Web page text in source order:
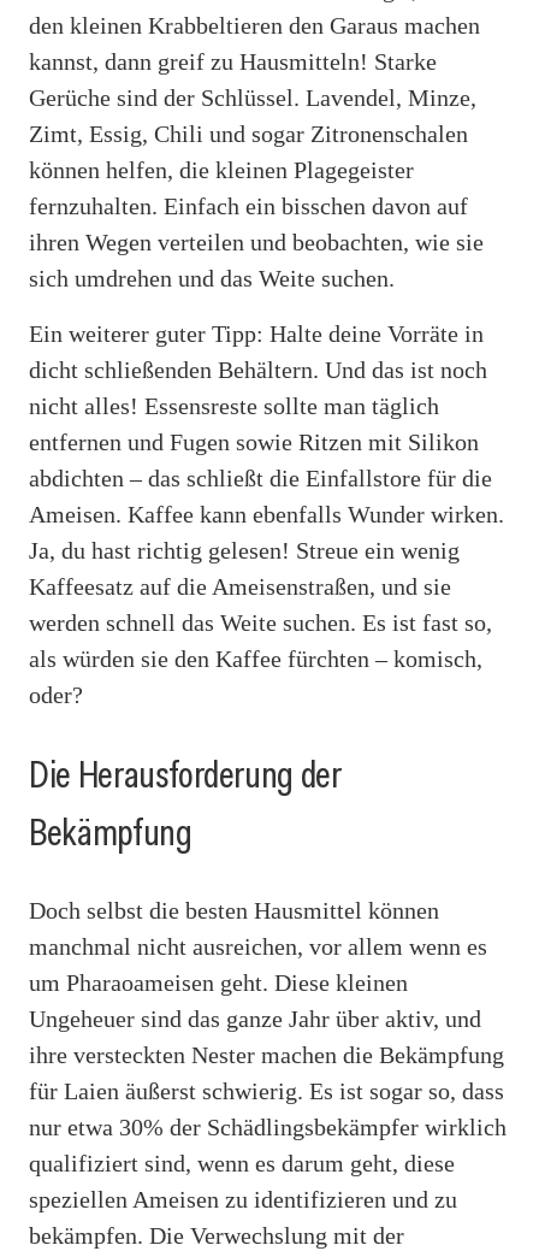
den kleinen Krabbeltieren den Garaus machen
kannst, dann greif zu Hausmitteln! Starke
Gerüche sind der Schlüssel. Lavendel, Minze,
Zimt, Essig, Chili und sogar Zitronenschalen
können helfen, die kleinen Plagegeister
fernzuhalten. Einfach ein bisschen davon auf
ihren Wegen verteilen und beobachten, wie sie
sich umdrehen und das Weite suchen.
Ein weiterer guter Tipp: Halte deine Vorräte in
dicht schließenden Behältern. Und das ist noch
nicht alles! Essensreste sollte man täglich
entfernen und Fugen sowie Ritzen mit Silikon
abdichten – das schließt die Einfallstore für die
Ameisen. Kaffee kann ebenfalls Wunder wirken.
Ja, du hast richtig gelesen! Streue ein wenig
Kaffeesatz auf die Ameisenstraßen, und sie
werden schnell das Weite suchen. Es ist fast so,
als würden sie den Kaffee fürchten – komisch,
oder?
Die Herausforderung der
Bekämpfung
Doch selbst die besten Hausmittel können
manchmal nicht ausreichen, vor allem wenn es
um Pharaoameisen geht. Diese kleinen
Ungeheuer sind das ganze Jahr über aktiv, und
ihre versteckten Nester machen die Bekämpfung
für Laien äußerst schwierig. Es ist sogar so, dass
nur etwa 30% der Schädlingsbekämpfer wirklich
qualifiziert sind, wenn es darum geht, diese
speziellen Ameisen zu identifizieren und zu
bekämpfen. Die Verwechslung mit der